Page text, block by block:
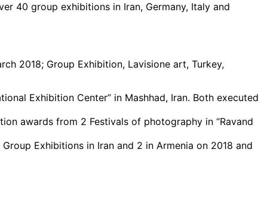
40 group exhibitions in Iran, Germany, Italy and
2018; Group Exhibition, Lavisione art, Turkey,
Exhibition Center” in Mashhad, Iran. Both executed
awards from 2 Festivals of photography in “Ravand
Exhibitions in Iran and 2 in Armenia on 2018 and